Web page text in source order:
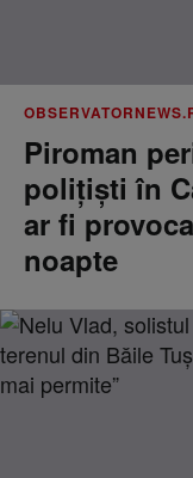
Piroman
poliţişti în
ar fi
noapte